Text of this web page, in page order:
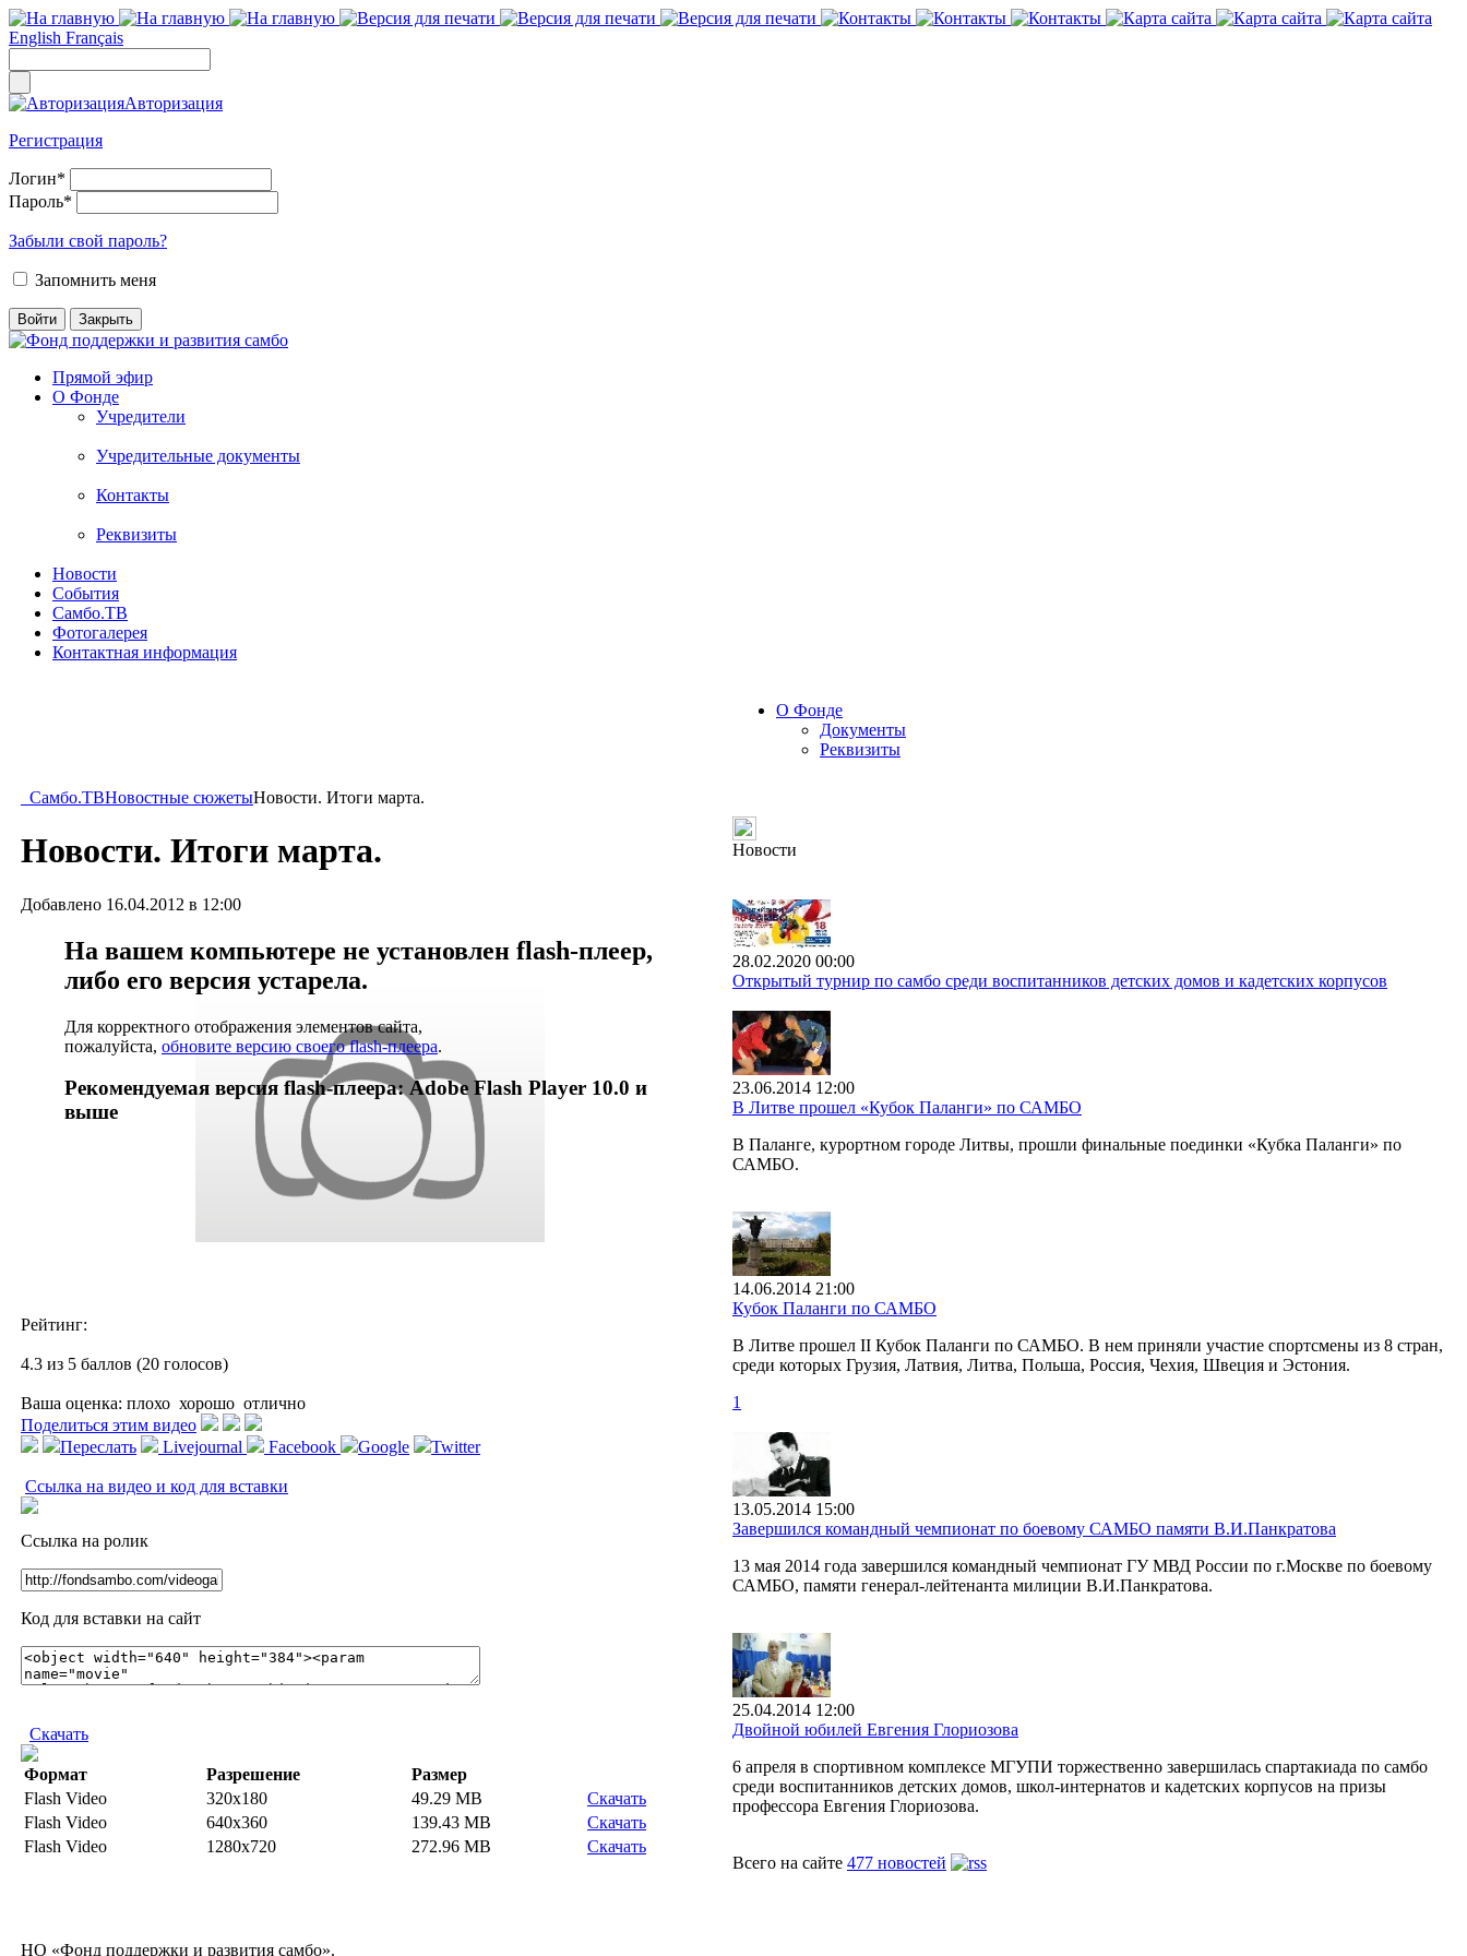
English Français
Авторизация
Регистрация
Логин*
Пароль*
Забыли свой пароль?
Запомнить меня
Прямой эфир
О Фонде
Учредители
Учредительные документы
Контакты
Реквизиты
Новости
События
Самбо.ТВ
Фотогалерея
Контактная информация
Самбо.ТВНовостные сюжетыНовости. Итоги марта.
Новости. Итоги марта.
Добавлено 16.04.2012 в 12:00
На вашем компьютере не установлен flash-плеер,
либо его версия устарела.
Для корректного отображения элементов сайта,
пожалуйста, обновите версию своего flash-плеера.
Рекомендуемая версия flash-плеера: Adobe Flash Player 10.0 и
выше
Рейтинг:
4.3 из 5 баллов (20 голосов)
Ваша оценка: плохо хорошо отлично
Поделиться этим видео
Переслать
Livejournal Facebook Google Twitter
Ссылка на видео и код для вставки
Ссылка на ролик
Код для вставки на сайт
Скачать
Формат Разрешение
Размер
Flash Video
320x180 49.29 MB
Скачать
Flash Video
640x360 139.43 MB
Скачать
Flash Video
1280x720 272.96 MB Скачать
О Фонде
Документы
Реквизиты
Новости
28.02.2020 00:00
Открытый турнир по самбо среди воспитанников детских домов и кадетских корпусов
23.06.2014 12:00
В Литве прошел «Кубок Паланги» по САМБО
В Паланге, курортном городе Литвы, прошли финальные поединки «Кубка Паланги» по
САМБО.
14.06.2014 21:00
Кубок Паланги по САМБО
В Литве прошел II Кубок Паланги по САМБО. В нем приняли участие спортсмены из 8 стран,
среди которых Грузия, Латвия, Литва, Польша, Россия, Чехия, Швеция и Эстония.
1
13.05.2014 15:00
Завершился командный чемпионат по боевому САМБО памяти В.И.Панкратова
13 мая 2014 года завершился командный чемпионат ГУ МВД России по г.Москве по боевому
САМБО, памяти генерал-лейтенанта милиции В.И.Панкратова.
25.04.2014 12:00
Двойной юбилей Евгения Глориозова
6 апреля в спортивном комплексе МГУПИ торжественно завершилась спартакиада по самбо
среди воспитанников детских домов, школ-интернатов и кадетских корпусов на призы
профессора Евгения Глориозова.
Всего на сайте 477 новостей
НО «Фонд поддержки и развития самбо».